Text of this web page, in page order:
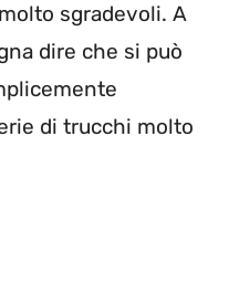
sgradevoli. A
dire che si può
di trucchi molto